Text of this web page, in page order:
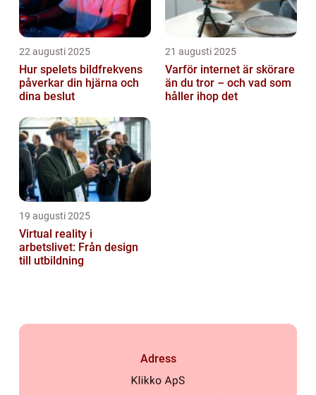
22 augusti 2025
Hur spelets bildfrekvens
påverkar din hjärna och
dina beslut
21 augusti 2025
Varför internet är skörare
än du tror – och vad som
håller ihop det
19 augusti 2025
Virtual reality i
arbetslivet: Från design
till utbildning
Adress